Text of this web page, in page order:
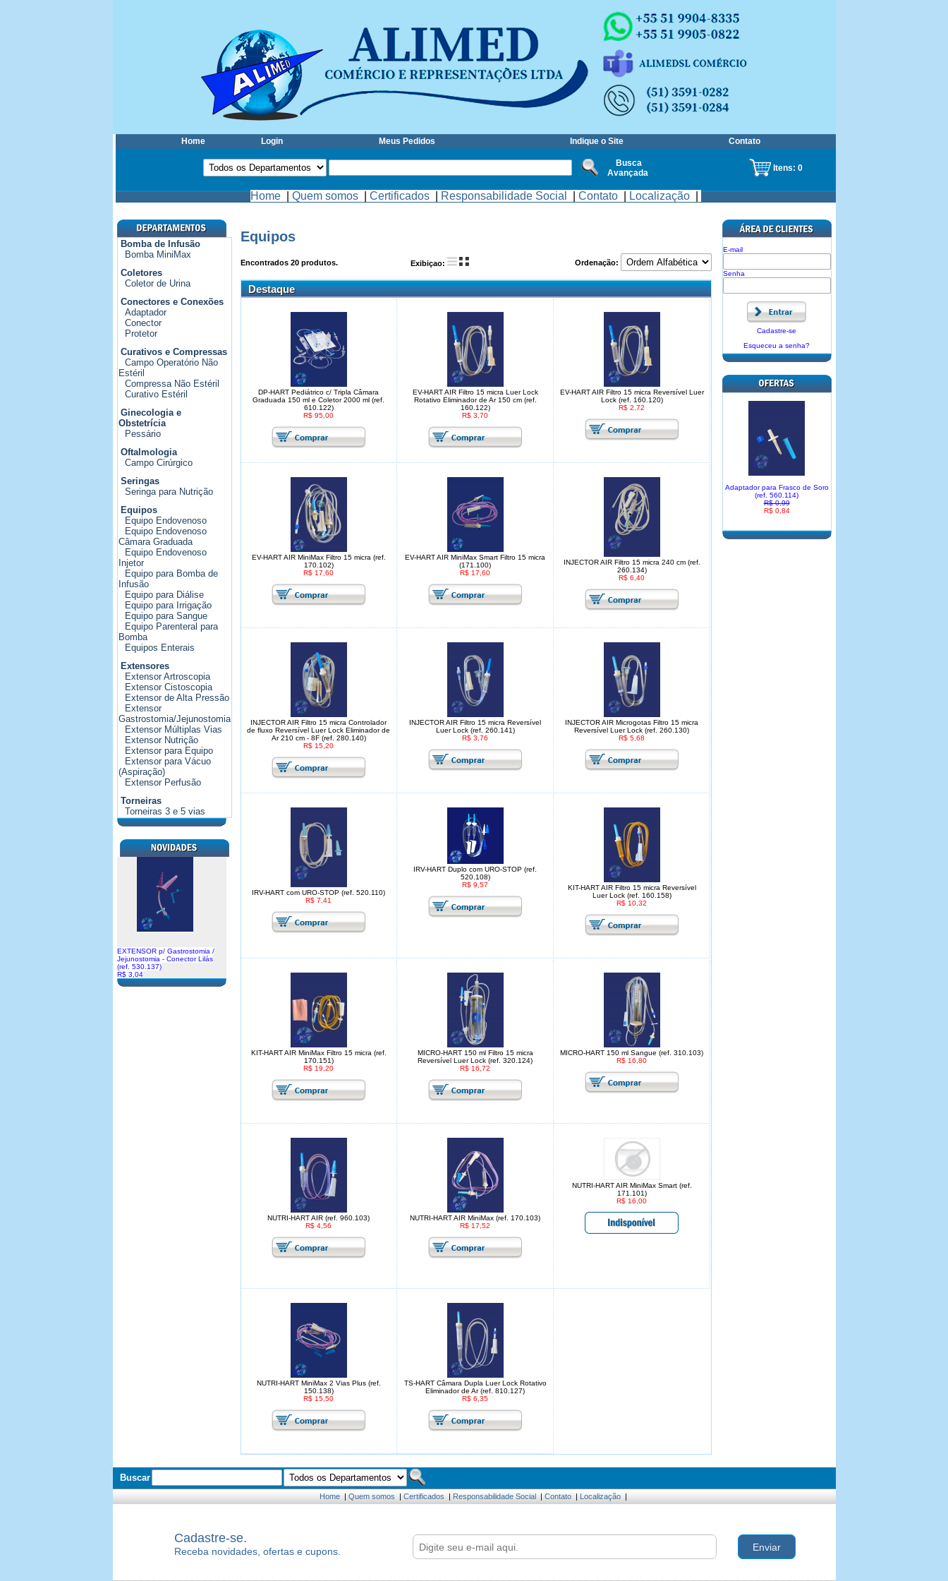
Home Login Meus Pedidos Indique o Site Contato
Busca
Avançada
Itens: 0
Home| Quem somos| Certificados| Responsabilidade Social Contato| Localização|
Bomba de Infusão
Bomba MiniMax
Coletores
Coletor de Urina
Conectores e Conexões
Adaptador
Conector
Protetor
Curativos e Compressas
Campo Operatório Não
Estéril
Compressa Não Estéril
Curativo Estéril
Ginecologia e
Obstetrícia
Pessário
Oftalmologia
Campo Cirúrgico
Seringas
Seringa para Nutrição
Equipos
Equipo Endovenoso
Equipo Endovenoso
Câmara Graduada
Equipo Endovenoso
Injetor
Equipo para Bomba de
Infusão
Equipo para Diálise
Equipo para Irrigação
Equipo para Sangue
Equipo Parenteral para
Bomba
Equipos Enterais
Extensores
Extensor Artroscopia
Extensor Cistoscopia
Extensor de Alta Pressão
Extensor
Gastrostomia/Jejunostomia
Extensor Múltiplas Vias
Extensor Nutrição
Extensor para Equipo
Extensor para Vácuo
(Aspiração)
Extensor Perfusão
Torneiras
Torneiras 3 e 5 vias
EXTENSOR p/ Gastrostomia /
Jejunostomia - Conector Lilás
(ref. 530.137)
R$ 3,04
Equipos
Encontrados 20produtos. Exibiçao: Ordenação:
Destaque
DP-HART Pediátrico c/ Tripla Câmara
Graduada 150 ml e Coletor 2000 ml (ref.
610.122)
R$ 95,00
EV-HART AIR Filtro 15 micra Luer Lock
Rotativo Eliminador de Ar 150 cm (ref.
160.122)
R$ 3,70
EV-HART AIR Filtro 15 micra Reversível Luer
Lock (ref. 160.120)
R$ 2,72
EV-HART AIR MiniMax Filtro 15 micra (ref.
170.102)
R$ 17,60
EV-HART AIR MiniMax Smart Filtro 15 micra
(171.100)
R$ 17,60
INJECTOR AIR Filtro 15 micra 240 cm (ref.
260.134)
R$ 6,40
INJECTOR AIR Filtro 15 micra Controlador
de fluxo Reversível Luer Lock Eliminador de
Ar 210 cm - 8F (ref. 280.140)
R$ 15,20
INJECTOR AIR Filtro 15 micra Reversível
Luer Lock (ref. 260.141)
R$ 3,76
INJECTOR AIR Microgotas Filtro 15 micra
Reversível Luer Lock (ref. 260.130)
R$ 5,68
IRV-HART com URO-STOP (ref. 520.110)
R$ 7,41
IRV-HART Duplo com URO-STOP (ref.
520.108)
R$ 9,57
KIT-HART AIR Filtro 15 micra Reversível
Luer Lock (ref. 160.158)
R$ 10,32
KIT-HART AIR MiniMax Filtro 15 micra (ref.
170.151)
R$ 19,20
MICRO-HART 150 ml Filtro 15 micra
Reversível Luer Lock (ref. 320.124)
R$ 16,72
MICRO-HART 150 ml Sangue (ref. 310.103)
R$ 16,80
NUTRI-HART AIR (ref. 960.103)
R$ 4,56
NUTRI-HART AIR MiniMax (ref. 170.103)
R$ 17,52
NUTRI-HART AIR MiniMax Smart (ref.
171.101)
R$ 16,00
NUTRI-HART MiniMax 2 Vias Plus (ref.
150.138)
R$ 15,50
TS-HART Câmara Dupla Luer Lock Rotativo
Eliminador de Ar (ref. 810.127)
R$ 6,35
E-mail
Senha
Cadastre-se
Esqueceu a senha?
Adaptador para Frasco de Soro
(ref. 560.114)
R$ 0,99
R$ 0,84
Buscar
Home| Quem somos| Certificados| Responsabilidade Social| Contato| Localização|
Cadastre-se.
Receba novidades, ofertas e cupons.